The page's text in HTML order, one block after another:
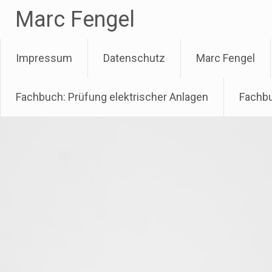
Inhalt
springen
Marc Fengel
Impressum Datenschutz Marc Fengel
Fachbuch: Prüfung elektrischer Anlagen